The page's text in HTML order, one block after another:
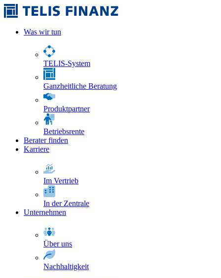
Was wir tun
TELIS-System
Ganzheitliche Beratung
Produktpartner
Betriebsrente
Berater finden
Karriere
Im Vertrieb
In der Zentrale
Unternehmen
Über uns
Nachhaltigkeit